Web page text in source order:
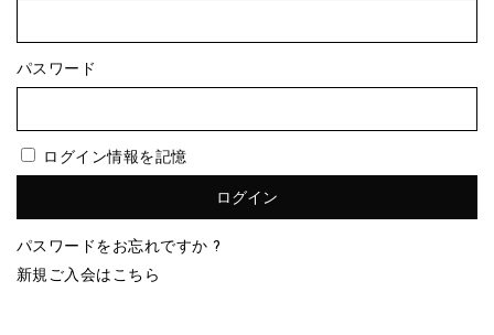
パスワード
ログイン情報を記憶
パスワードをお忘れですか ?
新規ご入会はこちら